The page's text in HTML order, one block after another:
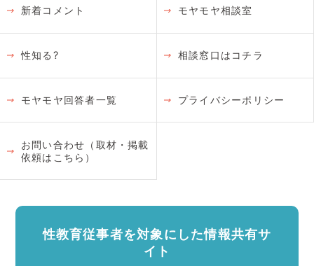
新着コメント モヤモヤ相談室
性知る? 相談窓口はコチラ
モヤモヤ回答者一覧 プライバシーポリシー
お問い合わせ（取材・掲載
依頼はこちら）
性教育従事者を対象にした情報共有サ
イト